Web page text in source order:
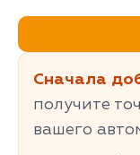
Сначала
получите
вашего